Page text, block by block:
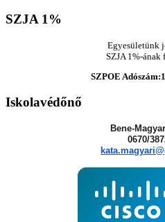
SZJA 1%
Egyesületünk
SZJA 1%-ának
SZPOE
Iskolavédőnő
Bene-
0670/